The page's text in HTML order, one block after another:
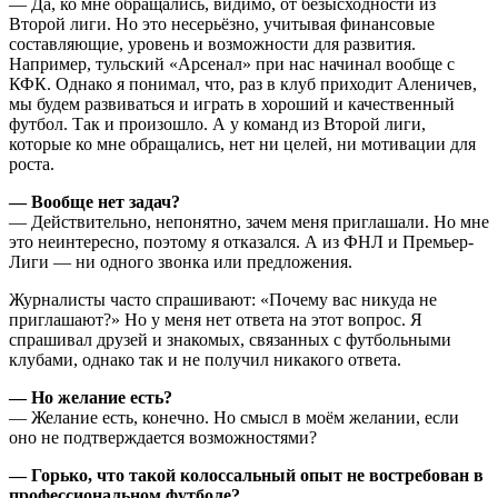
— Да, ко мне обращались, видимо, от безысходности из
Второй лиги. Но это несерьёзно, учитывая финансовые
составляющие, уровень и возможности для развития.
Например, тульский «Арсенал» при нас начинал вообще с
КФК. Однако я понимал, что, раз в клуб приходит Аленичев,
мы будем развиваться и играть в хороший и качественный
футбол. Так и произошло. А у команд из Второй лиги,
которые ко мне обращались, нет ни целей, ни мотивации для
роста.
— Вообще нет задач?
— Действительно, непонятно, зачем меня приглашали. Но мне
это неинтересно, поэтому я отказался. А из ФНЛ и Премьер-
Лиги — ни одного звонка или предложения.
Журналисты часто спрашивают: «Почему вас никуда не
приглашают?» Но у меня нет ответа на этот вопрос. Я
спрашивал друзей и знакомых, связанных с футбольными
клубами, однако так и не получил никакого ответа.
— Но желание есть?
— Желание есть, конечно. Но смысл в моём желании, если
оно не подтверждается возможностями?
— Горько, что такой колоссальный опыт не востребован в